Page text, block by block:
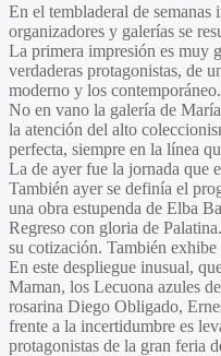
En el tembladeral de
organizadores y galerías se
La primera impresión es muy
verdaderas protagonistas, de
moderno y los contemporáneo.
No en vano la galería de
la atención del alto
perfecta, siempre en la línea
La de ayer fue la jornada que
También ayer se definía el
una obra estupenda de Elba
Regreso con gloria de
su cotización. También
En este despliegue inusual,
Maman, los Lecuona azules
rosarina Diego Obligado,
frente a la incertidumbre es
protagonistas de la gran feria